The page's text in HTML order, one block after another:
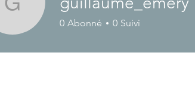
guillaume_emery
0 Abonné 0 Suivi